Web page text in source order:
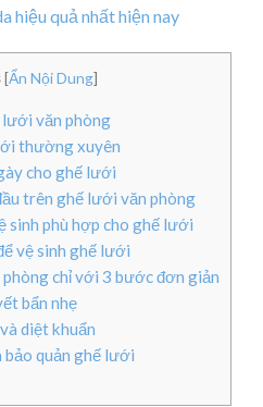
hiệu quả nhất hiện nay
[Ẩn Nội Dung]
lưới văn phòng
thường xuyên
cho ghế lưới
trên ghế lưới văn phòng
sinh phù hợp cho ghế lưới
vệ sinh ghế lưới
chỉ với 3 bước đơn giản
bẩn nhẹ
diệt khuẩn
quản ghế lưới